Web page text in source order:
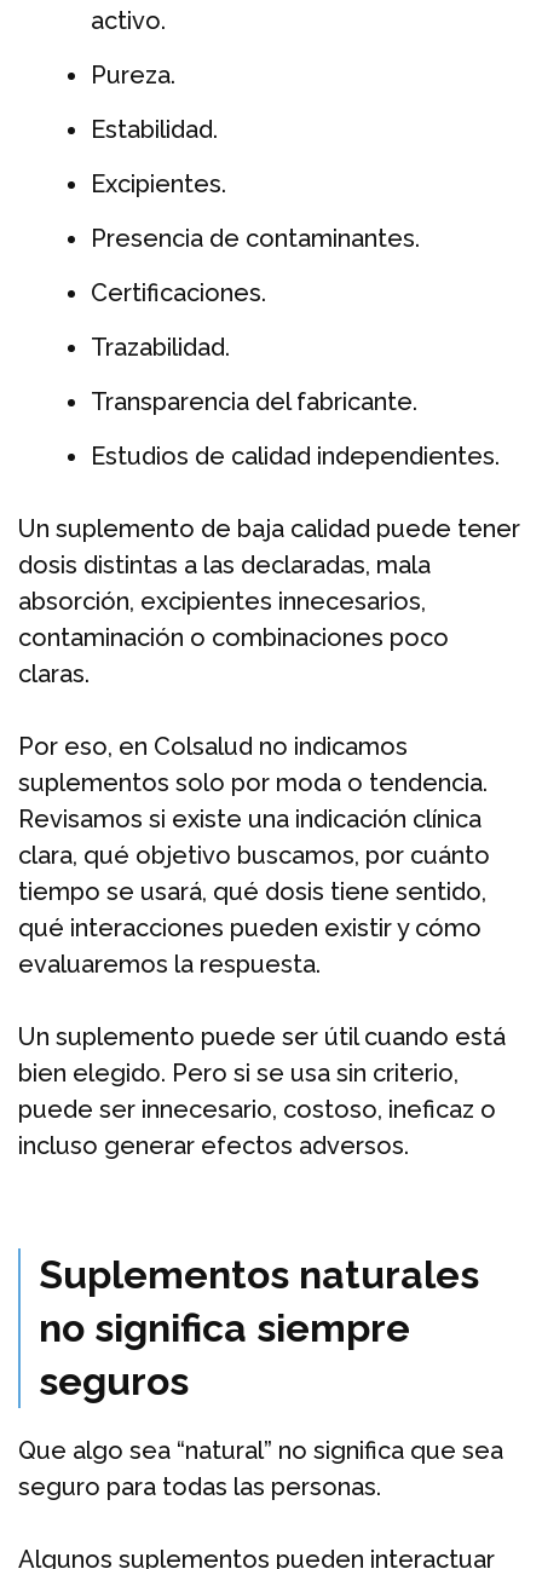
activo.
Pureza.
Estabilidad.
Excipientes.
Presencia de contaminantes.
Certificaciones.
Trazabilidad.
Transparencia del fabricante.
Estudios de calidad independientes.
Un suplemento de baja calidad puede tener
dosis distintas a las declaradas, mala
absorción, excipientes innecesarios,
contaminación o combinaciones poco
claras.
Por eso, en Colsalud no indicamos
suplementos solo por moda o tendencia.
Revisamos si existe una indicación clínica
clara, qué objetivo buscamos, por cuánto
tiempo se usará, qué dosis tiene sentido,
qué interacciones pueden existir y cómo
evaluaremos la respuesta.
Un suplemento puede ser útil cuando está
bien elegido. Pero si se usa sin criterio,
puede ser innecesario, costoso, ineficaz o
incluso generar efectos adversos.
Suplementos naturales
no significa siempre
seguros
Que algo sea “natural” no significa que sea
seguro para todas las personas.
Algunos suplementos pueden interactuar